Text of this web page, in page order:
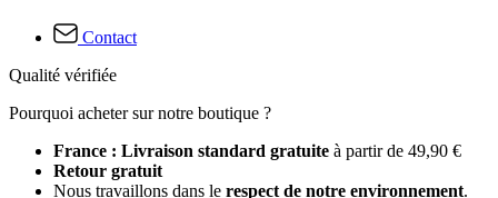
Contact
Qualité vérifiée
Pourquoi acheter sur notre boutique ?
France : Livraison standard gratuite à partir de 49,90 €
Retour gratuit
Nous travaillons dans le respect de notre environnement.